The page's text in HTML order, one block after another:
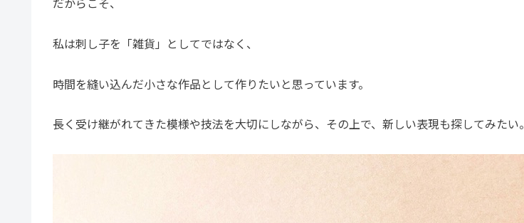
私は刺し子を「雑貨」としてではなく、
時間を縫い込んだ小さな作品として作りたいと思っています。
長く受け継がれてきた模様や技法を大切にしながら、その上で、新しい表現も探してみたい。